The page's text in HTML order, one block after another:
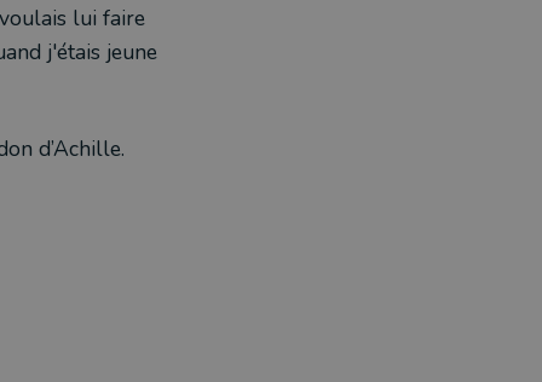
lui faire
j'étais jeune
d’Achille.